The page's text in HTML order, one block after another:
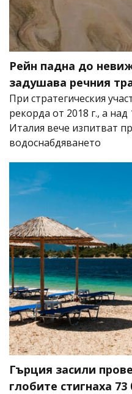
Рейн падна до
задушава речния
При стратегическия
рекорда от 2018 г., а
Италия вече изпитват
водоснабдяването
Гърция засили
глобите стигнаха 73